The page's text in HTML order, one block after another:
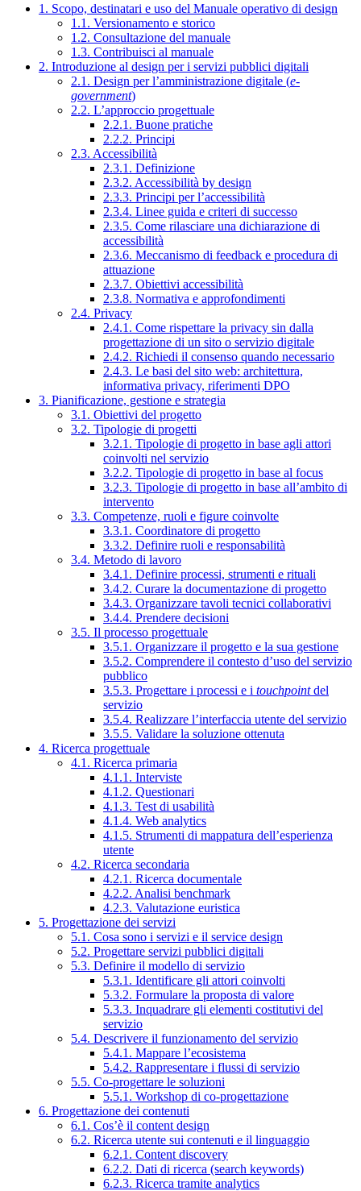
1. Scopo, destinatari e uso del Manuale operativo di design
1.1. Versionamento e storico
1.2. Consultazione del manuale
1.3. Contribuisci al manuale
2. Introduzione al design per i servizi pubblici digitali
2.1. Design per l’amministrazione digitale (e-
government)
2.2. L’approccio progettuale
2.2.1. Buone pratiche
2.2.2. Principi
2.3. Accessibilità
2.3.1. Definizione
2.3.2. Accessibilità by design
2.3.3. Principi per l’accessibilità
2.3.4. Linee guida e criteri di successo
2.3.5. Come rilasciare una dichiarazione di
accessibilità
2.3.6. Meccanismo di feedback e procedura di
attuazione
2.3.7. Obiettivi accessibilità
2.3.8. Normativa e approfondimenti
2.4. Privacy
2.4.1. Come rispettare la privacy sin dalla
progettazione di un sito o servizio digitale
2.4.2. Richiedi il consenso quando necessario
2.4.3. Le basi del sito web: architettura,
informativa privacy, riferimenti DPO
3. Pianificazione, gestione e strategia
3.1. Obiettivi del progetto
3.2. Tipologie di progetti
3.2.1. Tipologie di progetto in base agli attori
coinvolti nel servizio
3.2.2. Tipologie di progetto in base al focus
3.2.3. Tipologie di progetto in base all’ambito di
intervento
3.3. Competenze, ruoli e figure coinvolte
3.3.1. Coordinatore di progetto
3.3.2. Definire ruoli e responsabilità
3.4. Metodo di lavoro
3.4.1. Definire processi, strumenti e rituali
3.4.2. Curare la documentazione di progetto
3.4.3. Organizzare tavoli tecnici collaborativi
3.4.4. Prendere decisioni
3.5. Il processo progettuale
3.5.1. Organizzare il progetto e la sua gestione
3.5.2. Comprendere il contesto d’uso del servizio
pubblico
3.5.3. Progettare i processi e i touchpointdel
servizio
3.5.4. Realizzare l’interfaccia utente del servizio
3.5.5. Validare la soluzione ottenuta
4. Ricerca progettuale
4.1. Ricerca primaria
4.1.1. Interviste
4.1.2. Questionari
4.1.3. Test di usabilità
4.1.4. Web analytics
4.1.5. Strumenti di mappatura dell’esperienza
utente
4.2. Ricerca secondaria
4.2.1. Ricerca documentale
4.2.2. Analisi benchmark
4.2.3. Valutazione euristica
5. Progettazione dei servizi
5.1. Cosa sono i servizi e il service design
5.2. Progettare servizi pubblici digitali
5.3. Definire il modello di servizio
5.3.1. Identificare gli attori coinvolti
5.3.2. Formulare la proposta di valore
5.3.3. Inquadrare gli elementi costitutivi del
servizio
5.4. Descrivere il funzionamento del servizio
5.4.1. Mappare l’ecosistema
5.4.2. Rappresentare i flussi di servizio
5.5. Co-progettare le soluzioni
5.5.1. Workshop di co-progettazione
6. Progettazione dei contenuti
6.1. Cos’è il content design
6.2. Ricerca utente sui contenuti e il linguaggio
6.2.1. Content discovery
6.2.2. Dati di ricerca (search keywords)
6.2.3. Ricerca tramite analytics